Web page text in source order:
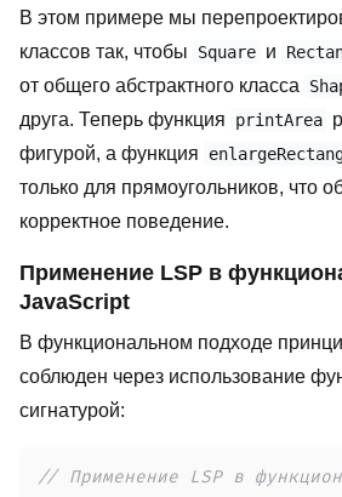
В этом примере мы
классов так, чтобы
Square и
от общего абстрактного класса
друга. Теперь функция
printArea
фигурой, а функция
только для прямоугольников, что
корректное поведение.
Применение LSP в
JavaScript
В функциональном подходе
соблюден через использование
сигнатурой:
// Применение LSP в